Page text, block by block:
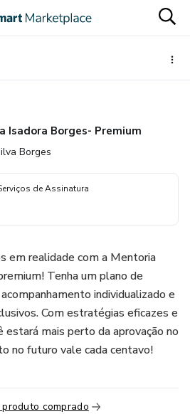
Isadora Borges- Premium
Borges
de Assinatura
em realidade com a Mentoria
Tenha um plano de
individualizado e
Com estratégias eficazes e
mais perto da aprovação no
no futuro vale cada centavo!
comprado